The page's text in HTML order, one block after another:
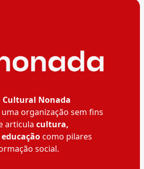
Cultural Nonada
uma organização sem fins
articula cultura,
como pilares
social.